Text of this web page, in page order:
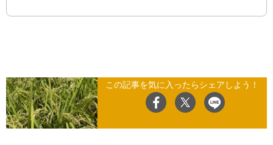
この記事を気に入ったらシェアしよう！